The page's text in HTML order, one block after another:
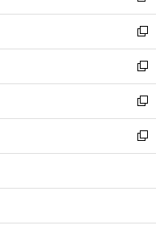
開
く
ウ
で
開
く
ン
ド
ウ
で
開
く
し
い
ウ
ィ
ン
ド
ウ
で
開
新
し
い
ウ
ィ
ン
ド
ウ
開
新
し
い
ウ
ィ
ン
ウ
開
新
し
い
ウ
ン
ウ
新
し
ウ
ン